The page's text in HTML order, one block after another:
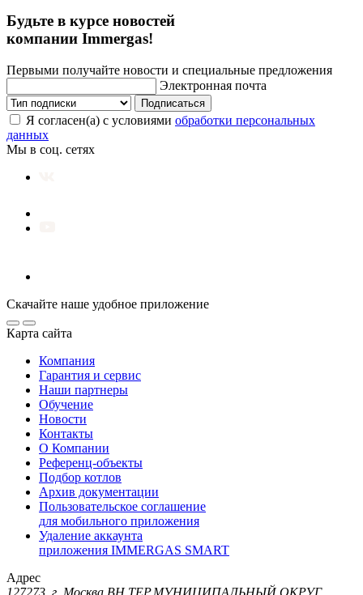
Будьте в курсе новостей
компании Immergas!
Первыми получайте новости и специальные предложения
Электронная почта
Подписаться
Я согласен(а) с условиями обработки персональных
данных
Мы в соц. сетях
Скачайте наше удобное приложение
Карта сайта
Компания
Гарантия и сервис
Наши партнеры
Обучение
Новости
Контакты
О Компании
Референц-объекты
Подбор котлов
Архив документации
Пользовательское соглашение
для мобильного приложения
Удаление аккаунта
приложения IMMERGAS SMART
Адрес
127273, г. Москва ВН.ТЕР.МУНИЦИПАЛЬНЫЙ ОКРУГ